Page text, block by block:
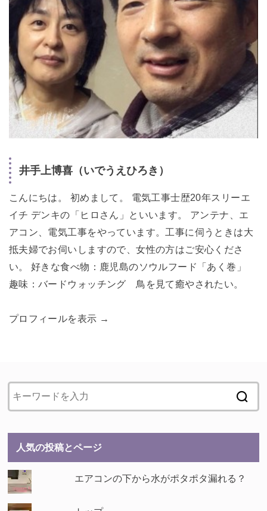
井手上博喜（いでうえひろき）
こんにちは。 初めまして。 電気工事士歴20年スリーエ
イチ デンキの「ヒロさん」といいます。 アンテナ、エ
アコン、電気工事をやっています。工事に伺うときは大
抵夫婦でお伺いしますので、女性の方はご安心くださ
い。 好きな食べ物：鹿児島のソウルフード「あく巻」
趣味：バードウォッチング 鳥を見て癒やされたい。
プロフィールを表示 →
人気の投稿とページ
エアコンの下から水がポタポタ漏れる？